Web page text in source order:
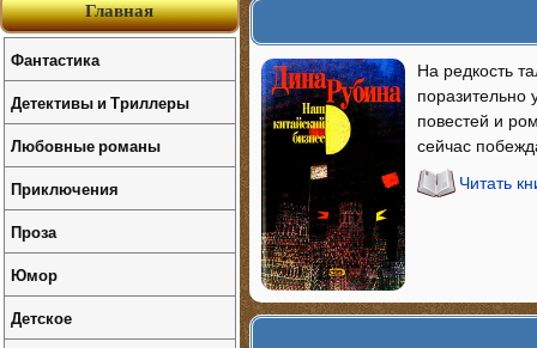
На редкость
повестей и
сейчас
Читать
Главная
Фантастика
Детективы и Триллеры
Любовные романы
Приключения
Проза
Юмор
Детское